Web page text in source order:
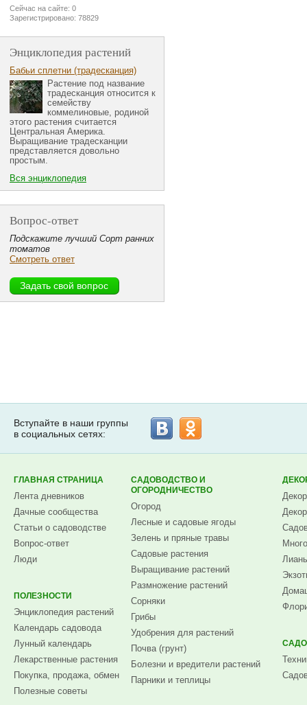
Сейчас на сайте: 0
Зарегистрировано: 78829
Энциклопедия растений
Бабьи сплетни (традесканция)
Растение под название
традесканция относится к
семейству
коммелиновые, родиной
этого растения считается
Центральная Америка.
Выращивание традесканции
представляется довольно
простым.
Вся энциклопедия
Вопрос-ответ
Подскажите лучший Сорт ранних
томатов
Смотреть ответ
Вступайте в наши группы
в социальных сетях:
ГЛАВНАЯ СТРАНИЦА
Лента дневников
Дачные сообщества
Статьи о садоводстве
Вопрос-ответ
Люди
ПОЛЕЗНОСТИ
Энциклопедия растений
Календарь садовода
Лунный календарь
Лекарственные растения
Покупка, продажа, обмен
Полезные советы
САДОВОДСТВО И
ОГОРОДНИЧЕСТВО
Огород
Лесные и садовые ягоды
Зелень и пряные травы
Садовые растения
Выращивание растений
Размножение растений
Сорняки
Грибы
Удобрения для растений
Почва (грунт)
Болезни и вредители растений
Парники и теплицы